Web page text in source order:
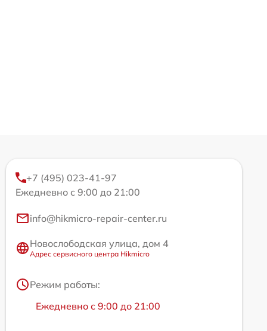
+7 (495) 023-41-97
Ежедневно с 9:00 до 21:00
info@hikmicro-repair-center.ru
Новослободская улица, дом 4
Адрес сервисного центра Hikmicro
Режим работы:
Ежедневно с 9:00 до 21:00